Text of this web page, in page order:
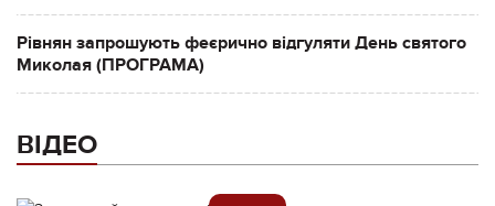
Рівнян запрошують феєрично відгуляти День святого
Миколая (ПРОГРАМА)
ВІДЕО